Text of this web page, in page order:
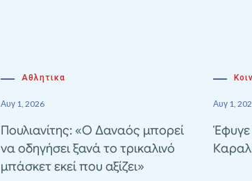
Αθλητικα
Αυγ 1, 2026
Πουλιανίτης: «Ο Δαναός μπορεί
να οδηγήσει ξανά το τρικαλινό
μπάσκετ εκεί που αξίζει»
Αυγ 1,